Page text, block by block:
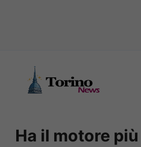
contenuto
Ha il motore